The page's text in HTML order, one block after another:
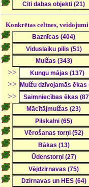
Konkrētas celtnes, veidojumi
>>
>>
>>